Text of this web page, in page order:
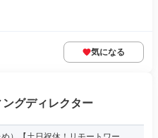
気になる
ングディレクター